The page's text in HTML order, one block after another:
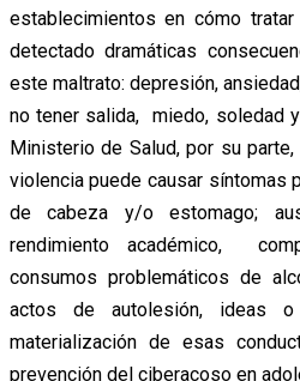
establecimientos en cómo
detectado dramáticas
este maltrato: depresión,
no tener salida, miedo, soledad
Ministerio de Salud, por su
violencia puede causar síntomas
de cabeza y/o estomago;
rendimiento académico,
consumos problemáticos de
actos de autolesión, ideas
materialización de esas
prevención del ciberacoso en